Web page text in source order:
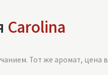
Carolina
Тот же аромат, цена в